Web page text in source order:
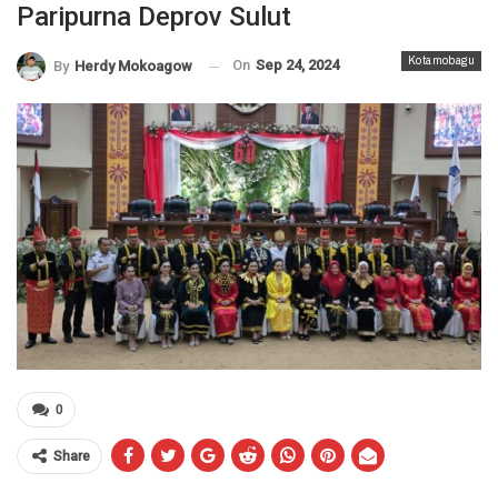
Paripurna Deprov Sulut
Kotamobagu
By Herdy Mokoagow On Sep 24, 2024
0
Share